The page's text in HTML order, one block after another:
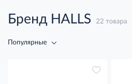
Бренд HALLS 22 товара
Популярные